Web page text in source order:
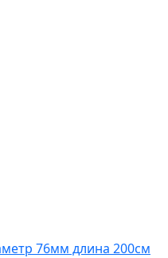
76мм длина 200см